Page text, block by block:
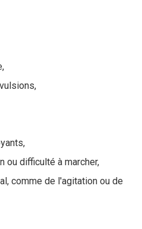
ou difficulté à marcher,
comme de l'agitation ou de